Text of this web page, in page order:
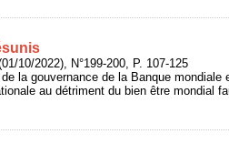
10/2022), N°199-200, P. 107-125
la gouvernance de la Banque
au détriment du bien être mondial